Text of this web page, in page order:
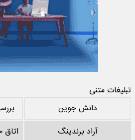
تبلیغات متنی
دانش جوین
آراد برندینگ